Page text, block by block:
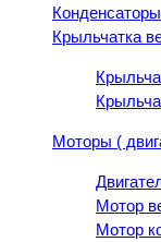
Конденсаторы
Крыльчатка
Моторы (
Мотор
Мотор